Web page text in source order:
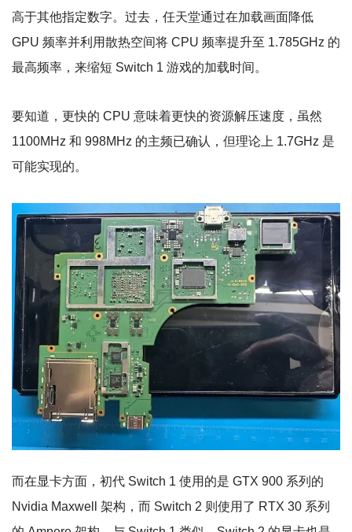
高于其他指定数字。过去，任天堂通过在加载画面降低
GPU 频率并利用散热空间将 CPU 频率提升至 1.785GHz 的
最高频率，来缩短 Switch 1 游戏的加载时间。
要知道，更快的 CPU 意味着更快的资源解压速度，虽然
1100MHz 和 998MHz 的主频已确认，但理论上 1.7GHz 是
可能实现的。
而在显卡方面，初代 Switch 1 使用的是 GTX 900 系列的
Nvidia Maxwell 架构，而 Switch 2 则使用了 RTX 30 系列